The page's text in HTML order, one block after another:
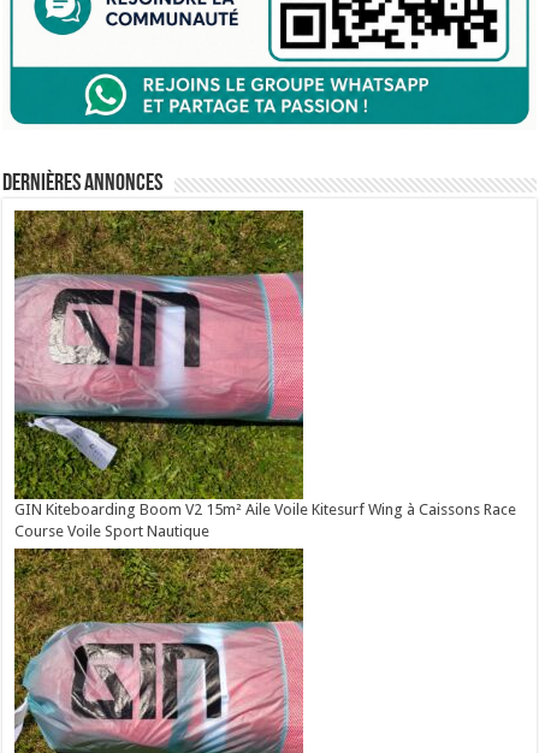
Dernières annonces
GIN Kiteboarding Boom V2 15m² Aile Voile Kitesurf Wing à Caissons Race
Course Voile Sport Nautique